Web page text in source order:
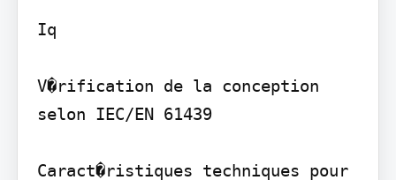
Iq
V�rification de la conception
selon IEC/EN 61439
Caract�ristiques techniques pour